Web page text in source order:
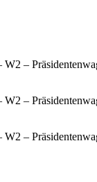
W2 –
W2 –
W2 –